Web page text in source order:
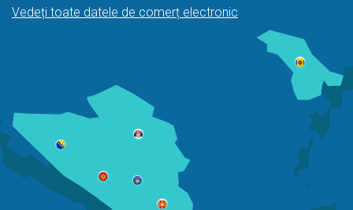
Vedeți toate datele de comerț electronic